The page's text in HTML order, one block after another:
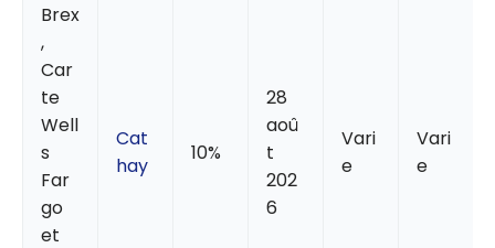
Brex
,
Car
te
Well
s
Far
go
et
Cat
hay
10%
28
aoû
t
202
6
Vari
e
Vari
e